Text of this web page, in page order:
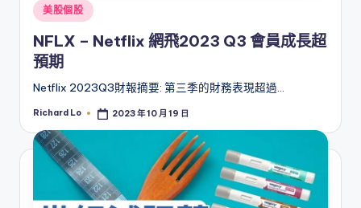
Posted
美股個股
NFLX – Netflix 網飛2023 Q3 會員成長超
預期
Netflix 2023Q3財報摘要: 第三季的財務表現超過…
Posted
Richard Lo 2023 年 10 月 19 日